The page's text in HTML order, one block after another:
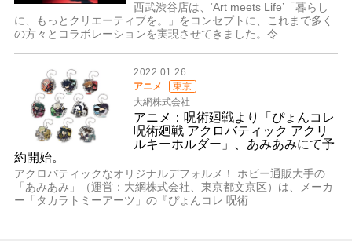
西武渋谷店は、‘Art meets Life’「暮らし
に、もっとクリエーティブを。」をコンセプトに、これまで多く
の方々とコラボレーションを実現させてきました。令
2022.01.26
アニメ
東京
大網株式会社
アニメ：呪術廻戦より「ぴょんコレ
呪術廻戦 アクロバティック アクリ
ルキーホルダー」、あみあみにて予
約開始。
アクロバティックなオリジナルデフォルメ！ ホビー通販大手の
「あみあみ」（運営：大網株式会社、東京都文京区）は、メーカ
ー「タカラトミーアーツ」の『ぴょんコレ 呪術